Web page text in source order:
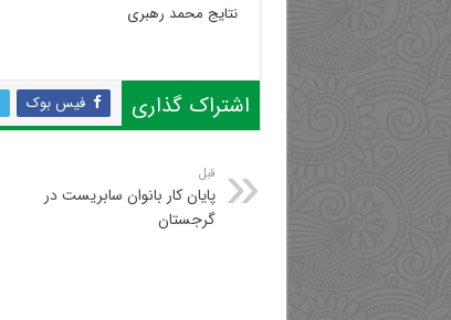
نتایج محمد رهبری
اشتراک گذاری فیس بوک
قبل
پایان کار بانوان سابریست در
گرجستان